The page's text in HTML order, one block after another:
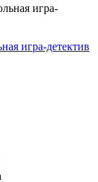
игра-детектив